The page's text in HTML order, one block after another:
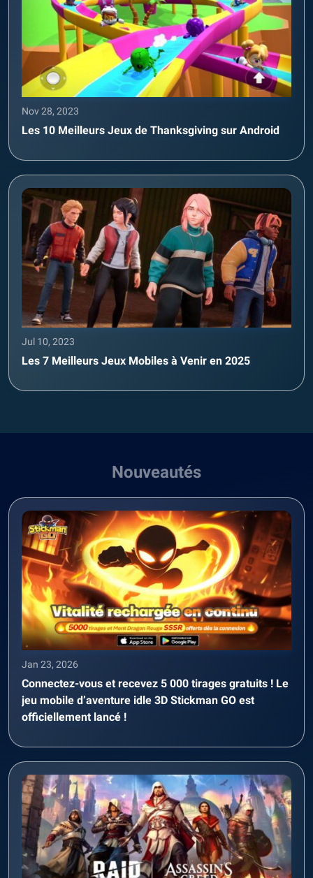
Nov 28, 2023
Les 10 Meilleurs Jeux de Thanksgiving sur Android
Jul 10, 2023
Les 7 Meilleurs Jeux Mobiles à Venir en 2025
Nouveautés
Jan 23, 2026
Connectez-vous et recevez 5 000 tirages gratuits ! Le
jeu mobile d’aventure idle 3D Stickman GO est
officiellement lancé !